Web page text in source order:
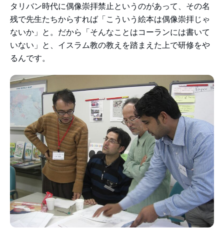
タリバン時代に偶像崇拝禁止というのがあって、その名
残で先生たちからすれば「こういう絵本は偶像崇拝じゃ
ないか」と。だから「そんなことはコーランには書いて
いない」と、イスラム教の教えを踏まえた上で研修をや
るんです。